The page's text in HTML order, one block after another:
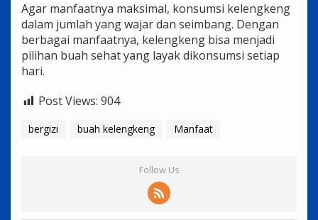
Agar manfaatnya maksimal, konsumsi kelengkeng
dalam jumlah yang wajar dan seimbang. Dengan
berbagai manfaatnya, kelengkeng bisa menjadi
pilihan buah sehat yang layak dikonsumsi setiap
hari.
Post Views: 904
bergizi buah kelengkeng Manfaat
Follow Us